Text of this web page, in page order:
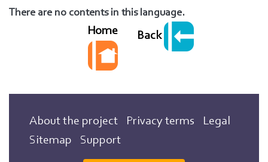
There are no contents in this language.
Home Back
About the project Privacy terms
Legal
Sitemap
Support